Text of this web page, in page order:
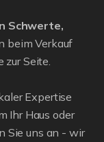
Schwerte,
beim Verkauf
Seite.
Expertise
Ihr Haus oder
Sie uns an - wir